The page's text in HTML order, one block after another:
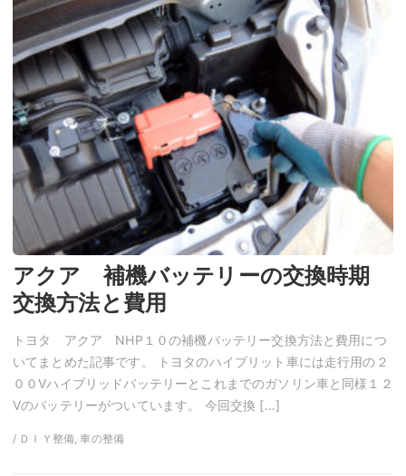
アクア 補機バッテリーの交換時期
交換方法と費用
トヨタ アクア NHP１０の補機バッテリー交換方法と費用につ
いてまとめた記事です。 トヨタのハイブリット車には走行用の２
００Vハイブリッドバッテリーとこれまでのガソリン車と同様１２
Vのバッテリーがついています。 今回交換 […]
/ ＤＩＹ整備, 車の整備